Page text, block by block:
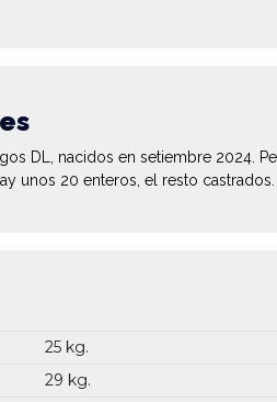
DL, nacidos en setiembre 2024.
unos 20 enteros, el resto
25 kg.
29 kg.